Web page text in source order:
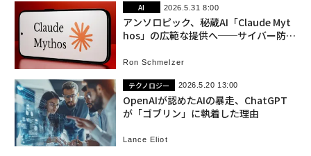
AI 2026.5.31 8:00
アンソロピック、秘蔵AI「Claude Myt
hos」の広範な提供へ──サイバー防御
Ron Schmelzer
テクノロジー 2026.5.20 13:00
OpenAIが認めたAIの暴走、ChatGPT
が「ゴブリン」に執着した理由
Lance Eliot